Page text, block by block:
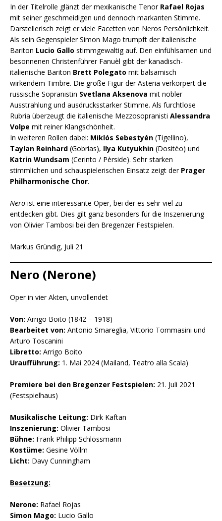
In der Titelrolle glänzt der mexikanische Tenor Rafael Rojas
mit seiner geschmeidigen und dennoch markanten Stimme.
Darstellerisch zeigt er viele Facetten von Neros Persönlichkeit.
Als sein Gegenspieler Simon Mago trumpft der italienische
Bariton Lucio Gallo stimmgewaltig auf. Den einfühlsamen und
besonnenen Christenführer Fanuèl gibt der kanadisch-
italienische Bariton Brett Polegato mit balsamisch
wirkendem Timbre. Die große Figur der Asteria verkörpert die
russische Sopranistin Svetlana Aksenova mit nobler
Ausstrahlung und ausdrucksstarker Stimme. Als furchtlose
Rubria überzeugt die italienische Mezzosopranisti Alessandra
Volpe mit reiner Klangschönheit.
In weiteren Rollen dabei: Miklós Sebestyén (Tigellino),
Taylan Reinhard (Gobrias), Ilya Kutyukhin (Dositèo) und
Katrin Wundsam (Cerinto / Pèrside). Sehr starken
stimmlichen und schauspielerischen Einsatz zeigt der Prager
Philharmonische Chor.
Nero ist eine interessante Oper, bei der es sehr viel zu
entdecken gibt. Dies gilt ganz besonders für die Inszenierung
von Olivier Tambosi bei den Bregenzer Festspielen.
Markus Gründig, Juli 21
Nero (Nerone)
Oper in vier Akten, unvollendet
Von: Arrigo Boito (1842 – 1918)
Bearbeitet von: Antonio Smareglia, Vittorio Tommasini und
Arturo Toscanini
Libretto: Arrigo Boito
Uraufführung: 1. Mai 2024 (Mailand, Teatro alla Scala)
Premiere bei den Bregenzer Festspielen: 21. Juli 2021
(Festspielhaus)
Musikalische Leitung: Dirk Kaftan
Inszenierung: Olivier Tambosi
Bühne: Frank Philipp Schlössmann
Kostüme: Gesine Völlm
Licht: Davy Cunningham
Besetzung:
Nerone: Rafael Rojas
Simon Mago: Lucio Gallo